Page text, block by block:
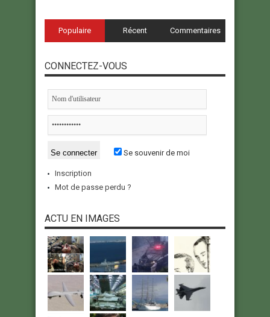
Populaire Récent Commentaires
CONNECTEZ-VOUS
Se souvenir de moi
Inscription
Mot de passe perdu ?
ACTU EN IMAGES